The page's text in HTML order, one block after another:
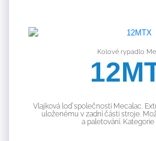
Kolové rypadlo
Vlajková loď společnosti Mecalac.
uloženému v zadní části stroje.
a paletování. Kategorie